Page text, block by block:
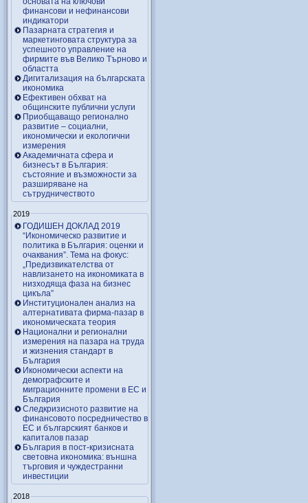
финансови и нефинансови
индикатори
Пазарната стратегия и
маркетинговата структура за
успешното управление на
фирмите във Велико Търново и
областта
Дигитализация на българската
икономика
Ефективен обхват на
общинските публични услуги
Приобщаващо регионално
развитие – социални,
икономически и екологични
измерения
Академичната сфера и
бизнесът в България:
състояние и възможности за
разширяване на
сътрудничеството
2019
ГОДИШЕН ДОКЛАД 2019
“Икономическо развитие и
политика в България: оценки и
очаквания”. Тема на фокус:
„Предизвикателства от
навлизането на икономиката в
низходяща фаза на бизнес
цикъла”
Институционален анализ на
алтернативата фирма-пазар в
икономическата теория
Национални и регионални
измерения на пазара на труда
и жизнения стандарт в
България
Икономически аспекти на
демографските и
миграционните промени в ЕС и
България
Следкризисното развитие на
финансовото посредничество в
ЕС и българският банков и
капиталов пазар
България в пост-кризисната
световна икономика: външна
търговия и чуждестранни
инвестиции
2018